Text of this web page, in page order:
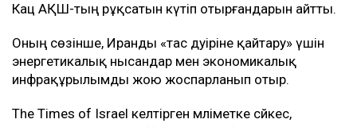
Кац АҚШ-тың рұқсатын күтіп отырғандарын айтты.
Оның сөзінше, Иранды «тас дәуіріне қайтару» үшін
энергетикалық нысандар мен экономикалық
инфрақұрылымды жою жоспарланып отыр.
The Times of Israel келтірген мәліметке сәйкес,